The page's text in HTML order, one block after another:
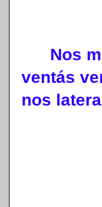
Nos
ventás
nos